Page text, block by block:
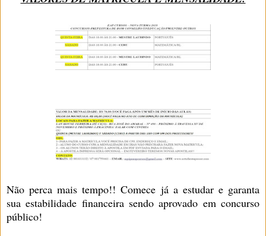
Não perca mais tempo!! Comece já a estudar e garanta
sua estabilidade financeira sendo aprovado em concurso
público!